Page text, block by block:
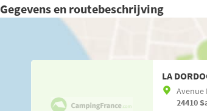
Gegevens en routebeschrijving
LA
Avenue
24410